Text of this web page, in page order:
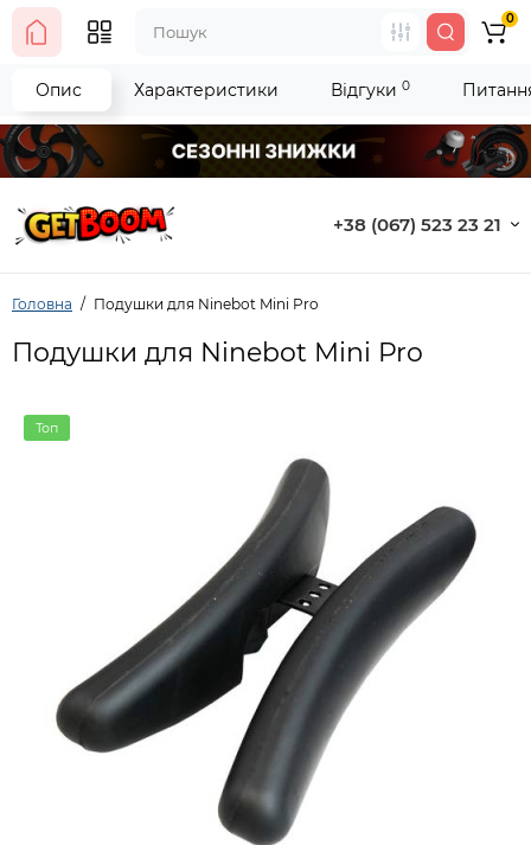
+38 (067) 523 23 21
0
Головна Подушки для Ninebot Mini Pro
Подушки для Ninebot Mini Pro
Топ
Опис Характеристики Відгуки 0